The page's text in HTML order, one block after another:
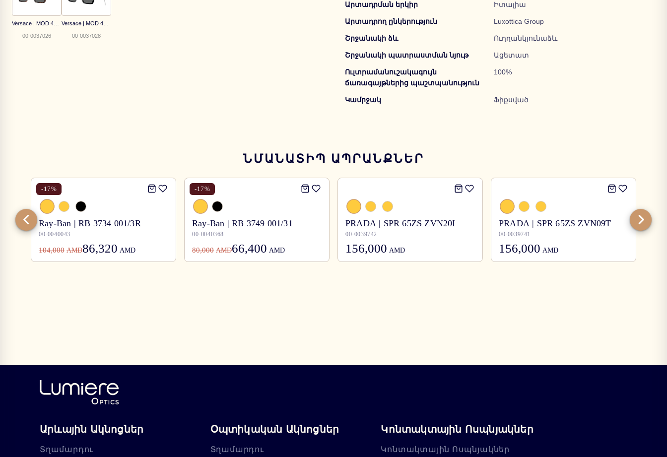
00-0037026 00-0037028
Արտադրման երկիր Իտալիա
Արտադրող ընկերություն Luxottica Group
Շրջանակի ձև Ուղղանկյունաձև
Շրջանակի պատրաստման նյութ Ացետատ
Ուլտրամանուշակագույն
ճառագայթներից պաշտպանություն
100%
Կամրջակ Ֆիքսված
ՆՄԱՆԱՏԻՊ ԱՊՐԱՆՔՆԵՐ
-17%
Ray-Ban | RB 3734 001/3R
00-0040043
104,000 AMD86,320 AMD
-17%
Ray-Ban | RB 3749 001/31
00-0040368
80,000 AMD66,400 AMD
PRADA | SPR 65ZS ZVN20I
00-0039742
156,000 AMD
PRADA | SPR 65ZS ZVN09T
00-0039741
156,000 AMD
Արևային Ակնոցներ
Տղամարդու
Օպտիկական Ակնոցներ
Տղամարդու
Կոնտակտային Ոսպնյակներ
Կոնտակտային Ոսպնյակներ